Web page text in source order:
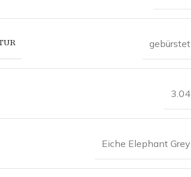
gebürstet
3.04
Eiche Elephant Grey